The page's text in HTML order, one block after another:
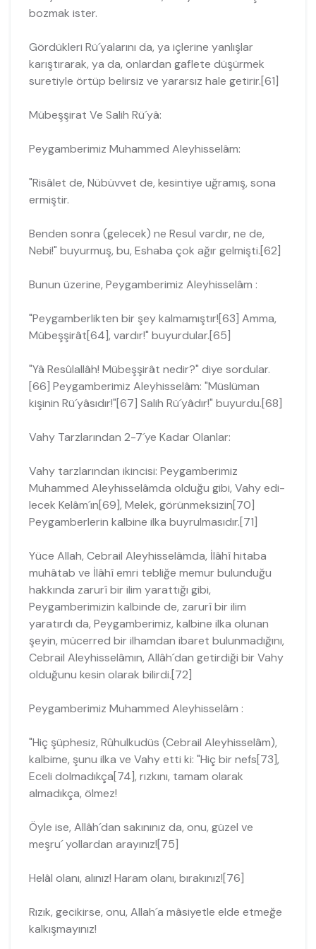
bozmak ister.
Gördükleri Rü´yalarını da, ya içlerine yanlışlar
karıştırarak, ya da, onlardan gaf­lete düşürmek
suretiyle örtüp belirsiz ve yararsız hale getirir.[61]
Mübeşşirat Ve Salih Rü´yâ:
Peygamberimiz Muhammed Aleyhisselâm:
"Risâlet de, Nübüvvet de, kesintiye uğramış, sona
ermiştir.
Benden sonra (gelecek) ne Resul vardır, ne de,
Nebi!" buyurmuş, bu, Eshaba çok ağır gelmişti.[62]
Bunun üzerine, Peygamberimiz Aleyhisselâm :
"Peygamberlikten bir şey kalmamıştır![63] Amma,
Mübeşşirât[64], vardır!" buyurdular.[65]
"Yâ Resûlallâh! Mübeşşirât nedir?" diye sordular.
[66] Peygamberimiz Aleyhisselâm: "Müslüman
kişinin Rü´yâsıdır!"[67] Salih Rü´yâdır!" buyurdu.[68]
Vahy Tarzlarından 2-7´ye Kadar Olanlar:
Vahy tarzlarından ikincisi: Peygamberimiz
Muhammed Aleyhisselâmda olduğu gibi, Vahy edi­
lecek Kelâm´ın[69], Melek, görünmeksizin[70]
Peygamberlerin kalbine ilka buyrulmasıdır.[71]
Yüce Allah, Cebrail Aleyhisselâmda, İlâhî hitaba
muhâtab ve İlâhî emri tebliğe memur bulunduğu
hakkında zarurî bir ilim yarattığı gibi,
Peygamberimizin kal­binde de, zarurî bir ilim
yaratırdı da, Peygamberimiz, kalbine ilka olunan
şeyin, mücerred bir ilhamdan ibaret bulunmadığını,
Cebrail Aleyhisselâmın, Allâh´dan getirdiği bir Vahy
olduğunu kesin olarak bilirdi.[72]
Peygamberimiz Muhammed Aleyhisselâm :
"Hiç şüphesiz, Rûhulkudüs (Cebrail Aleyhisselâm),
kalbime, şunu ilka ve Vahy etti ki: "Hiç bir nefs[73],
Eceli dolmadıkça[74], rızkını, tamam olarak
almadıkça, ölmez!
Öyle ise, Allâh´dan sakınınız da, onu, güzel ve
meşru´ yollardan arayınız![75]
Helâl olanı, alınız! Haram olanı, bırakınız![76]
Rızık, gecikirse, onu, Allah´a mâsiyetle elde etmeğe
kalkışmayınız!